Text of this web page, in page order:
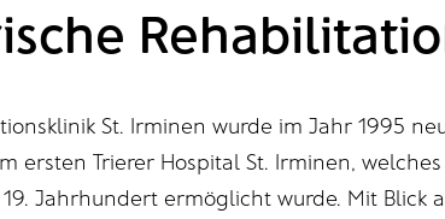
St. Irminen wurde im Jahr 1995
ersten Trierer Hospital St. Irminen,
Jahrhundert ermöglicht wurde. Mit Blick